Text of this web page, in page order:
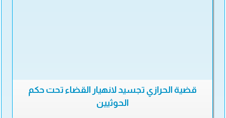
قضية الحرازي تجسيد لانهيار القضاء تحت حكم
الحوثيين